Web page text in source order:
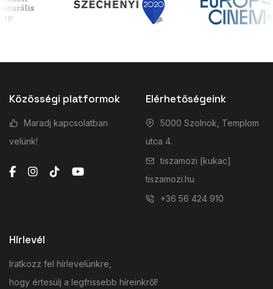
Közösségi platformok
Maradj kapcsolatban
velünk!
Elérhetőségeink
5000 Szolnok, Templom
utca 4.
tiszamozi [kukac]
tiszamozi.hu
+36 56 424 910
Hírlevél
Iratkozz fel hírlevelünkre,
hogy értesülj a legfrissebb híreinkről!